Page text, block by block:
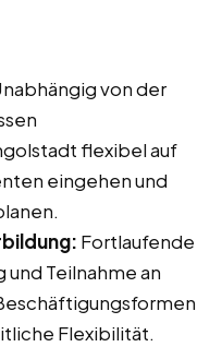
von der
flexibel auf
eingehen und
Fortlaufende
Teilnahme an
Flexibilität.